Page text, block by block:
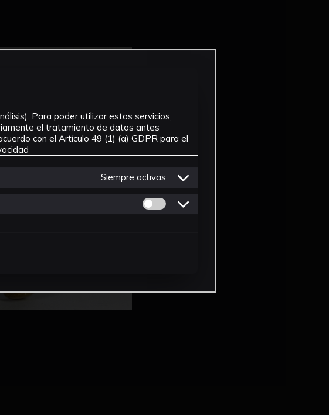
Para poder utilizar estos servicios,
el tratamiento de datos antes
con el Artículo 49 (1) (a) GDPR para el
Siempre activas
Permitir cookies de Personalizacion